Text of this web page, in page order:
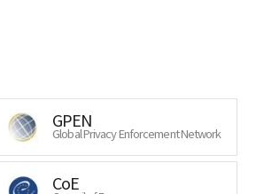
GPEN
Global Privacy Enforcement Network
CoE